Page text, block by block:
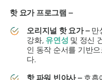
핫 요가 프로그램 –
오리지널 핫 요가 – 만
강화, 유연성 및 정신
인 동작 순서를 기반
다.
핫 파워 빈야사 – 호흡